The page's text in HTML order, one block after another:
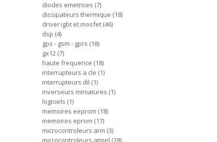
diodes emetrices 7
dissipateurs thermique 18
driver igbt et mosfet 46
dsp 4
gps - gsm - gprs 18
gx12 7
haute frequence 18
interrupteurs a cle 1
interrupteurs dil 1
inverseurs miniatures 1
logiciels 1
memoires eeprom 18
memoires eprom 17
microcontroleurs arm 3
microcontroleurs atmel 28